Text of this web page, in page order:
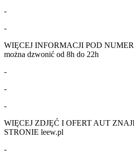
-
-
WIĘCEJ INFORMACJI POD
można dzwonić od 8h do 22h
-
-
-
WIĘCEJ ZDJĘĆ I OFERT AUT
STRONIE leew.pl
-